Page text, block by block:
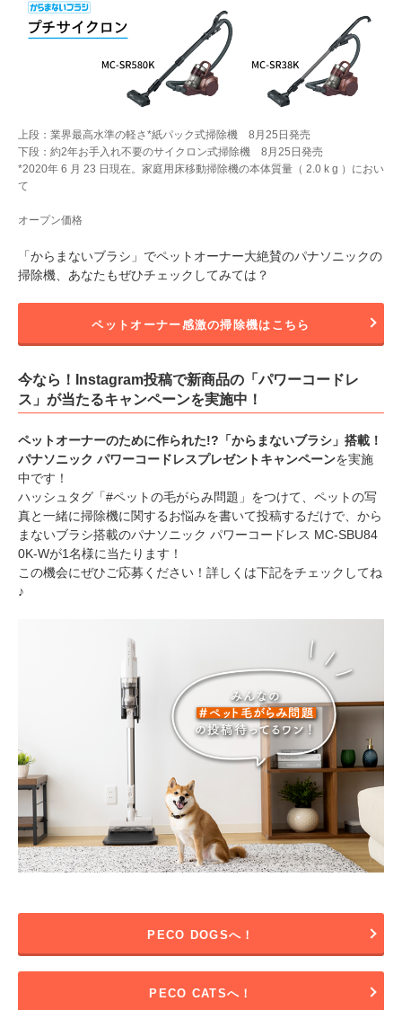
上段：業界最高水準の軽さ*紙パック式掃除機 8月25日発売
下段：約2年お手入れ不要のサイクロン式掃除機 8月25日発売
*2020年 6 月 23 日現在。家庭用床移動掃除機の本体質量（ 2.0 k g ）におい
て
オープン価格
「からまないブラシ」でペットオーナー大絶賛のパナソニックの
掃除機、あなたもぜひチェックしてみては？
ペットオーナー感激の掃除機はこちら
今なら！Instagram投稿で新商品の「パワーコードレ
ス」が当たるキャンペーンを実施中！
ペットオーナーのために作られた!?「からまないブラシ」搭載！
パナソニック パワーコードレスプレゼントキャンペーンを実施
中です！
ハッシュタグ「#ペットの毛がらみ問題」をつけて、ペットの写
真と一緒に掃除機に関するお悩みを書いて投稿するだけで、から
まないブラシ搭載のパナソニック パワーコードレス MC-SBU84
0K-Wが1名様に当たります！
この機会にぜひご応募ください！詳しくは下記をチェックしてね
♪
PECO DOGSへ！
PECO CATSへ！